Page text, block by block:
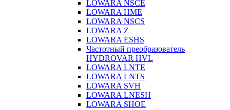
LOWARA NSCE
LOWARA HME
LOWARA NSCS
LOWARA Z
LOWARA ESHS
Частотный преобразователь
HYDROVAR HVL
LOWARA LNTE
LOWARA LNTS
LOWARA SVH
LOWARA LNESH
LOWARA SHOE